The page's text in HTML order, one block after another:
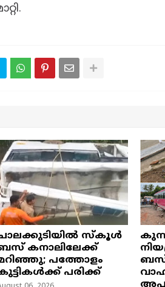
സ്കൂൾ
കനാലിലേക്ക്
പത്തോളം
പരിക്ക്
ബസ്